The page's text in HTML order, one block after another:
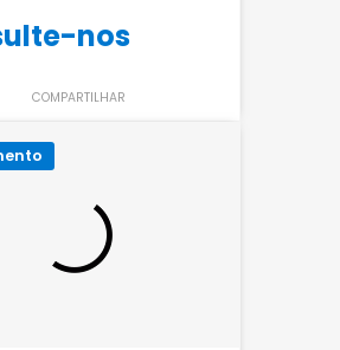
nos
COMPARTILHAR